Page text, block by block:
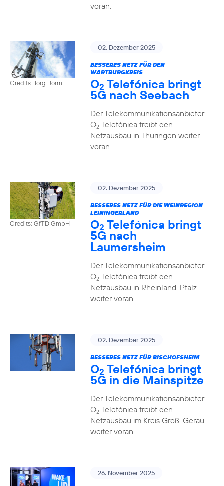
voran.
Credits: Jörg Borm
02. Dezember 2025
BESSERES NETZ FÜR DEN
WARTBURGKREIS
O2 Telefónica bringt
5G nach Seebach
Der Telekommunikationsanbieter
O2Telefónica treibt den
Netzausbau in Thüringen weiter
voran.
Credits: GfTD GmbH
02. Dezember 2025
BESSERES NETZ FÜR DIE WEINREGION
LEININGERLAND
O2 Telefónica bringt
5G nach
Laumersheim
Der Telekommunikationsanbieter
O2Telefónica treibt den
Netzausbau in Rheinland-Pfalz
weiter voran.
02. Dezember 2025
BESSERES NETZ FÜR BISCHOFSHEIM
O2 Telefónica bringt
5G in die Mainspitze
Der Telekommunikationsanbieter
O2Telefónica treibt den
Netzausbau im Kreis Groß-Gerau
weiter voran.
26. November 2025